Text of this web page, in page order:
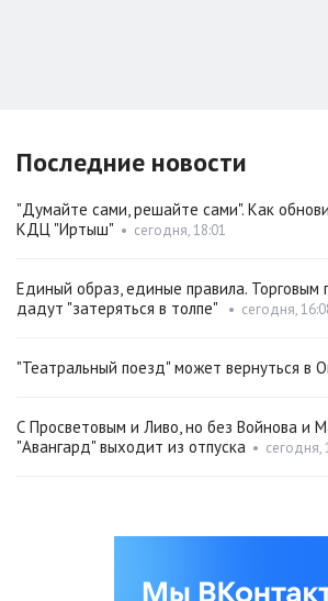
Последние новости
"Думайте сами, решайте сами". Как
КДЦ "Иртыш" • сегодня, 18:01
Единый образ, единые правила. Торговым
дадут "затеряться в толпе"
• сегодня,
"Театральный поезд" может вернуться в
С Просветовым и Ливо, но без Войнова и
"Авангард" выходит из отпуска • сегодня,